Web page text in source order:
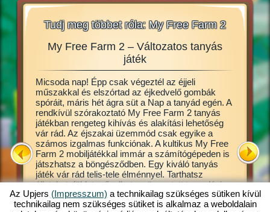
Tudj meg többet róla: My Free Farm 2
ki a
My Free Farm 2 – Változatos tanyás
játék
Micsoda nap! Épp csak végeztél az éjjeli
műszakkal és elszórtad az éjkedvelő gombák
spóráit, máris hét ágra süt a Nap a tanyád egén. A
rendkívül szórakoztató My Free Farm 2 tanyás
játékban rengeteg kihívás és alakítási lehetőség
vár rád. Az éjszakai üzemmód csak egyike a
számos izgalmas funkciónak. A kultikus My Free
Farm 2 mobiljátékkal immár a számítógépeden is
játszhatsz a böngésződben. Egy kiváló tanyás
játék vár rád telis-tele élménnyel. Tarthatsz
állatokat, földet művelhetsz, összetett termelési
láncok mentén feldolgozott termékeket gyárthatsz.
Regisztrálj máris ingyen és játssz velünk!
My
online
lehet.
a
tőle,
vevők.
átveszik
Az Upjers (Impresszum) a technikailag szükséges sütiken kívül
technikailag nem szükséges sütiket is alkalmaz a weboldalain